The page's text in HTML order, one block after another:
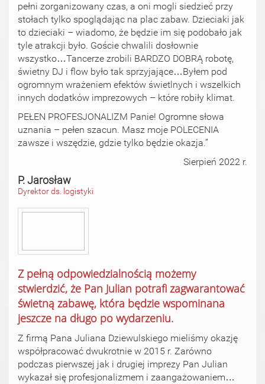
pełni zorganizowany czas, a oni mogli siedzieć przy
stołach tylko spoglądając na plac zabaw. Dzieciaki jak
to dzieciaki – wiadomo, że będzie im się podobało jak
tyle atrakcji było. Goście chwalili dosłownie
wszystko…Tancerze zrobili BARDZO DOBRĄ robotę,
świetny DJ i flow było tak sprzyjające…Byłem pod
ogromnym wrażeniem efektów świetlnych i wszelkich
innych dodatków imprezowych – które robiły klimat.
PEŁEN PROFESJONALIZM Panie! Ogromne słowa
uznania – pełen szacun. Masz moje POLECENIA
zawsze i wszędzie, gdzie tylko będzie okazja.”
Sierpień 2022 r.
P. Jarosław
Dyrektor ds. logistyki
Z pełną odpowiedzialnością możemy
stwierdzić, że Pan Julian potrafi zagwarantować
świetną zabawę, która będzie wspominana
jeszcze na długo po wydarzeniu.
Z firmą Pana Juliana Dziewulskiego mieliśmy okazję
współpracować dwukrotnie w 2015 r. Zarówno
podczas pierwszej jak i drugiej imprezy Pan Julian
wykazał się profesjonalizmem i zaangażowaniem…